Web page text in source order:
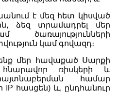
է մեզ հետ կիսված
ձեզ տրամադրել մեր
ծառայությունների
կամ գովազդ։
մեր հավաքած Սարքի
հնարավոր ռիսկերի և
համար
հասցեն) և, ընդհանուր